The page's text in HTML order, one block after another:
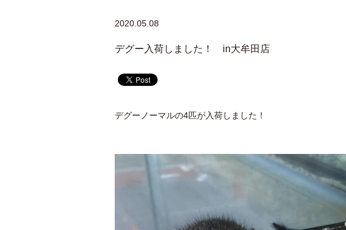
2020.05.08
デグー入荷しました！ in大牟田店
デグーノーマルの4匹が入荷しました！